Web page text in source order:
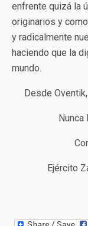
enfrente quizá la
originarios y
y radicalmente
haciendo que la
mundo.
Desde
Ejército